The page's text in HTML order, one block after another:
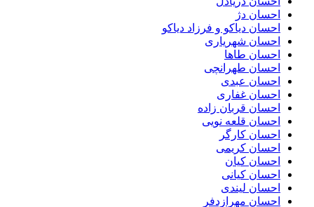
احسان دژ
احسان دیاکو و فرزاد دیاکو
احسان شهریاری
احسان طاها
احسان طهرانچی
احسان عبدی
احسان غفاری
احسان قربان زاده
احسان قلعه نویی
احسان کارگر
احسان کریمی
احسان کیان
احسان کیانی
احسان لیندی
احسان مهرازدفر